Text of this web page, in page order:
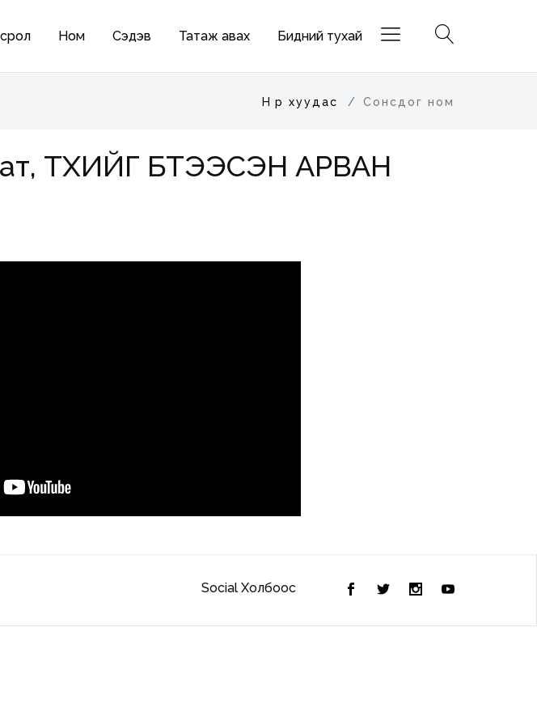
Ном Сэдэв Татаж авах Бидний тухай
Нүүр хуудас Сонсдог ном
ТҮҮХИЙГ БҮТЭЭСЭН АРВАН
Social Холбоос